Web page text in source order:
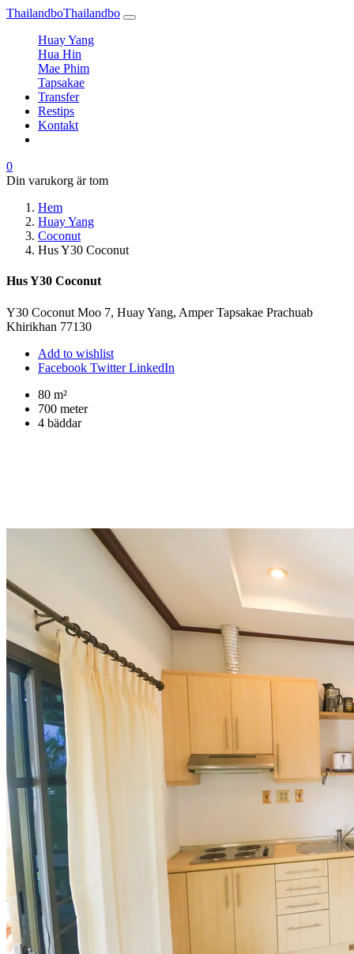
ThailandboThailandbo
Huay Yang
Hua Hin
Mae Phim
Tapsakae
Transfer
Restips
Kontakt
0
Din varukorg är tom
Hem
Huay Yang
Coconut
Hus Y30 Coconut
Hus Y30 Coconut
Y30 Coconut Moo 7, Huay Yang, Amper Tapsakae Prachuab
Khirikhan 77130
Add to wishlist
Facebook TwitterLinkedIn
80 m²
700 meter
4 bäddar